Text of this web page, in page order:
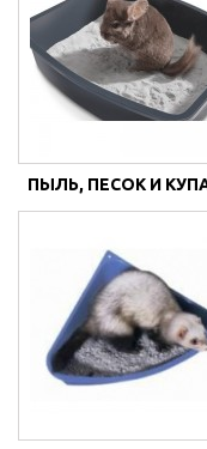
ПЫЛЬ, ПЕСОК И